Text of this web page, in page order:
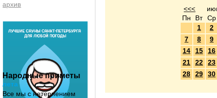
архив
Народные приметы
лета
Все мы с нетерпением
<<<
Пн
Вт Ср
1
2
7
8
9
14
15
16
21
22
23
28
29 30